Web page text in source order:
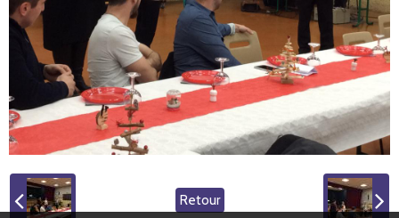
Retour